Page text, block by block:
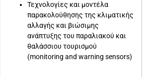
Τεχνολογίες και μοντέλα
παρακολούθησης της κλιματικής
αλλαγής και βιώσιμης
ανάπτυξης του παραλιακού και
θαλάσσιου τουρισμού
(monitoring and warning sensors)